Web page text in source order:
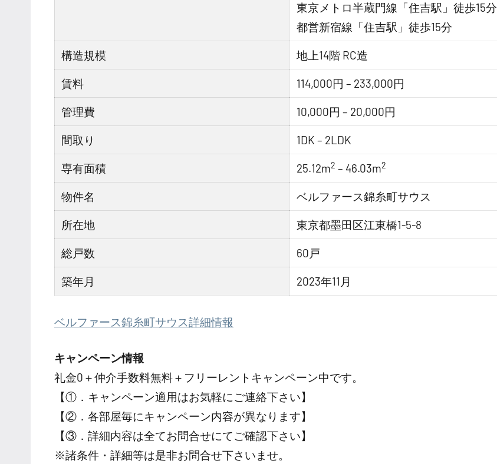
東京メトロ半蔵門線「住吉駅」徒歩15分
都営新宿線「住吉駅」徒歩15分
構造規模 地上14階 RC造
賃料 114,000円 – 233,000円
管理費 10,000円 – 20,000円
間取り 1DK – 2LDK
専有面積 25.12m2 – 46.03m2
物件名 ベルファース錦糸町サウス
所在地 東京都墨田区江東橋1-5-8
総戸数 60戸
築年月 2023年11月
ベルファース錦糸町サウス詳細情報
キャンペーン情報
礼金0 ＋仲介手数料無料＋ フリーレント キャンペーン中です。
【①．キャンペーン適用はお気軽にご連絡下さい】
【②．各部屋毎にキャンペーン内容が異なります】
【③．詳細内容は全てお問合せにてご確認下さい】
※諸条件・詳細等は是非お問合せ下さいませ。